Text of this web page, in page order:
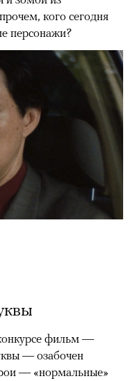
кого сегодня
персонажи?
фильм —
— озабочен
— «нормальные»